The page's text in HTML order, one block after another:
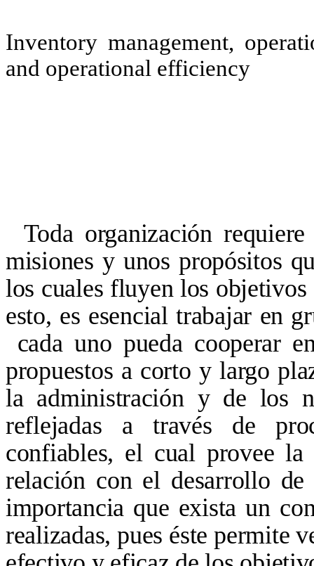
Inventory management,
and operational efficiency
Toda organización
misiones y unos propósitos
los cuales fluyen los objetivos
esto, es esencial trabajar en
cada uno pueda cooperar
propuestos a corto y largo
la administración y de los
reflejadas a través de
confiables, el cual provee
relación con el desarrollo
importancia que exista un
realizadas, pues éste permite